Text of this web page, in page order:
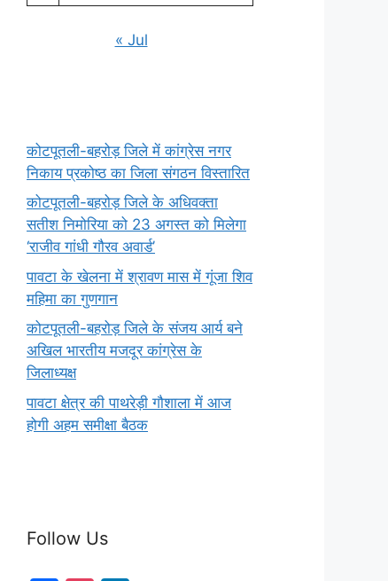
« Jul
कोटपूतली-बहरोड़ जिले में कांग्रेस नगर
निकाय प्रकोष्ठ का जिला संगठन विस्तारित
कोटपूतली-बहरोड़ जिले के अधिवक्ता
सतीश निमोरिया को 23 अगस्त को मिलेगा
‘राजीव गांधी गौरव अवार्ड’
पावटा के खेलना में श्रावण मास में गूंजा शिव
महिमा का गुणगान
कोटपूतली-बहरोड़ जिले के संजय आर्य बने
अखिल भारतीय मजदूर कांग्रेस के
जिलाध्यक्ष
पावटा क्षेत्र की पाथरेड़ी गौशाला में आज
होगी अहम समीक्षा बैठक
Follow Us